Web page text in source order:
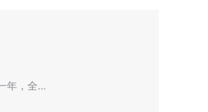
年，全…